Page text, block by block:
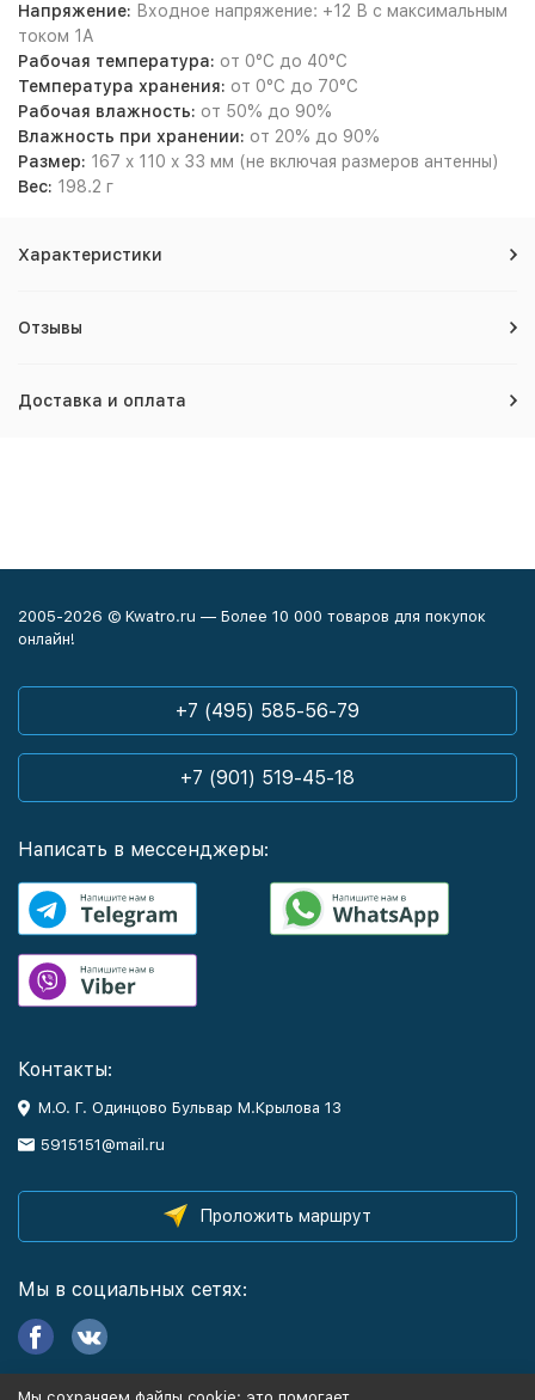
Напряжение: Входное напряжение: +12 В с максимальным
током 1А
Рабочая температура: от 0°C до 40°C
Температура хранения: от 0°C до 70°C
Рабочая влажность: от 50% до 90%
Влажность при хранении: от 20% до 90%
Размер: 167 x 110 x 33 мм (не включая размеров антенны)
Вес: 198.2 г
Характеристики
Отзывы
Доставка и оплата
2005-2026 © Kwatro.ru — Более 10 000 товаров для покупок
онлайн!
+7 (495) 585-56-79
+7 (901) 519-45-18
Написать в мессенджеры:
Контакты:
М.О. Г. Одинцово Бульвар М.Крылова 13
5915151@mail.ru
Проложить маршрут
Мы в социальных сетях: